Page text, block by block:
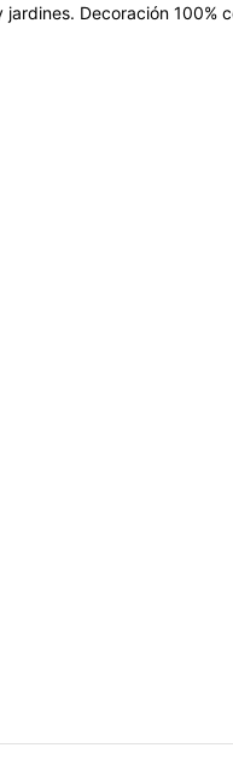
Decoración 100%